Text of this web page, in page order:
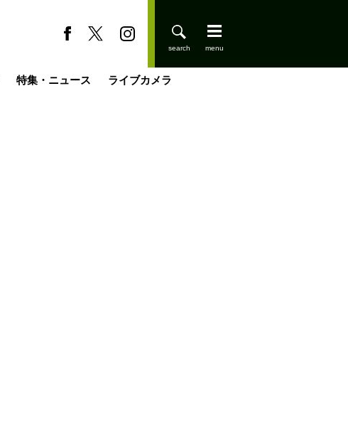
特集・ニュース ライブカメラ